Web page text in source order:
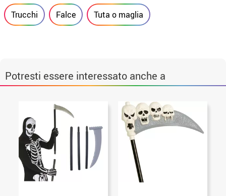
Trucchi Falce Tuta o maglia
Potresti essere interessato anche a